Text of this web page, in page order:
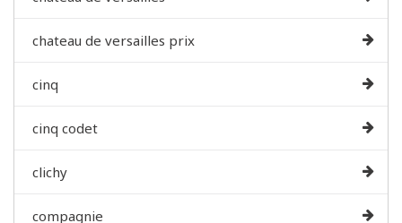
chateau de versailles prix
cinq
cinq codet
clichy
compagnie